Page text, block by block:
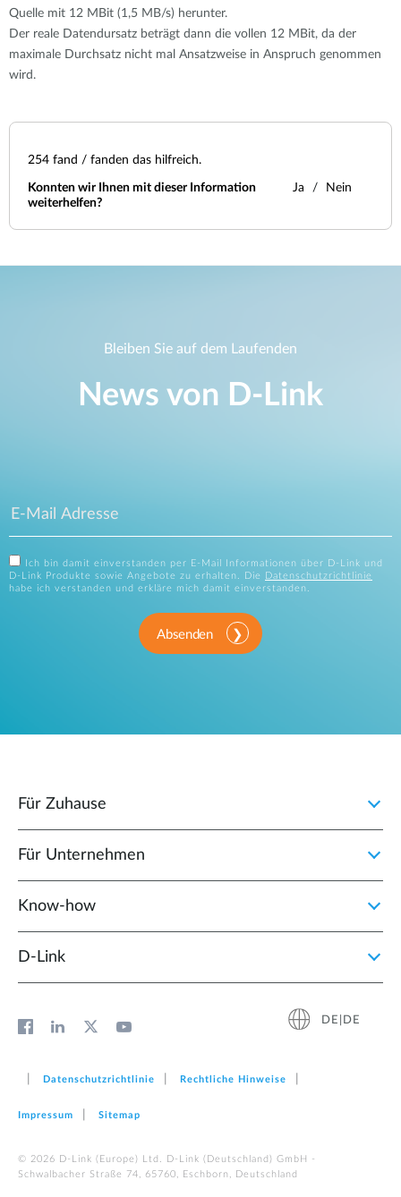
Quelle mit 12 MBit (1,5 MB/s) herunter.
Der reale Datendursatz beträgt dann die vollen 12 MBit, da der
maximale Durchsatz nicht mal Ansatzweise in Anspruch genommen
wird.
254 fand / fanden das hilfreich.
Konnten wir Ihnen mit dieser Information
weiterhelfen?
Ja Nein
Bleiben Sie auf dem Laufenden
News von D‑Link
Ich bin damit einverstanden per E-Mail Informationen über D-Link und
D-Link Produkte sowie Angebote zu erhalten. Die
Datenschutzrichtlinie
habe ich verstanden und erkläre mich damit einverstanden.
Absenden
Für Zuhause
Für Unternehmen
Know-how
D‑Link
DE|DE
Datenschutzrichtlinie Rechtliche Hinweise
Impressum Sitemap
© 2026 D‑Link (Europe) Ltd. D-Link (Deutschland) GmbH -
Schwalbacher Straße 74, 65760, Eschborn, Deutschland